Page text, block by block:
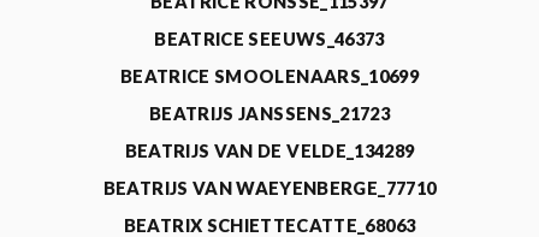
BEATRICE SEEUWS_46373
BEATRICE SMOOLENAARS_10699
BEATRIJS JANSSENS_21723
BEATRIJS VAN DE VELDE_134289
BEATRIJS VAN WAEYENBERGE_77710
BEATRIX SCHIETTECATTE_68063